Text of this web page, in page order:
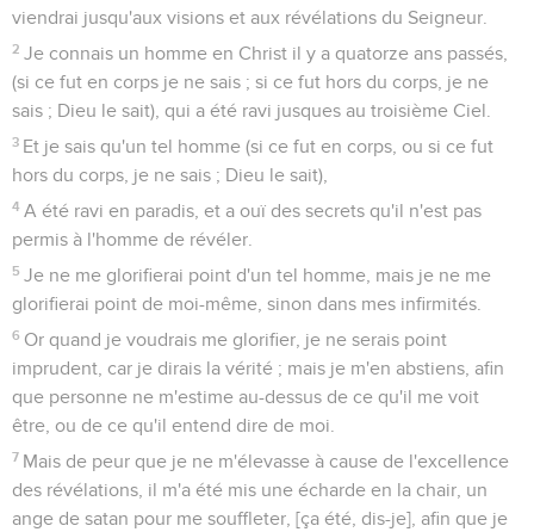
viendrai jusqu'aux visions et aux révélations du Seigneur.
2 Je connais un homme en Christ il y a quatorze ans passés,
(si ce fut en corps je ne sais ; si ce fut hors du corps, je ne
sais ; Dieu le sait), qui a été ravi jusques au troisième Ciel.
3 Et je sais qu'un tel homme (si ce fut en corps, ou si ce fut
hors du corps, je ne sais ; Dieu le sait),
4 A été ravi en paradis, et a ouï des secrets qu'il n'est pas
permis à l'homme de révéler.
5 Je ne me glorifierai point d'un tel homme, mais je ne me
glorifierai point de moi-même, sinon dans mes infirmités.
6 Or quand je voudrais me glorifier, je ne serais point
imprudent, car je dirais la vérité ; mais je m'en abstiens, afin
que personne ne m'estime au-dessus de ce qu'il me voit
être, ou de ce qu'il entend dire de moi.
7 Mais de peur que je ne m'élevasse à cause de l'excellence
des révélations, il m'a été mis une écharde en la chair, un
ange de satan pour me souffleter, [ça été, dis-je], afin que je